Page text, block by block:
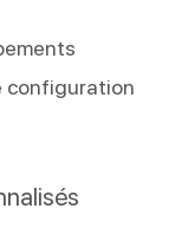
configuration